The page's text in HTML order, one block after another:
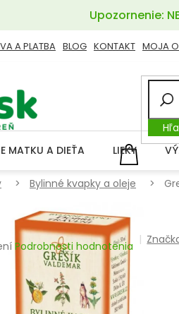
Upozornenie:
A PLATBA BLOG KONTAKT MOJA
KOŠÍK
MATKU A DIEŤA LIEKY
Bylinné kvapky a oleje
Podrobnosti hodnotenia